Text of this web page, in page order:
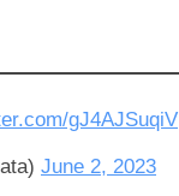
gJ4AJSuqiV
June 2, 2023